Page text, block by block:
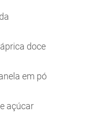
doce
em pó
açúcar